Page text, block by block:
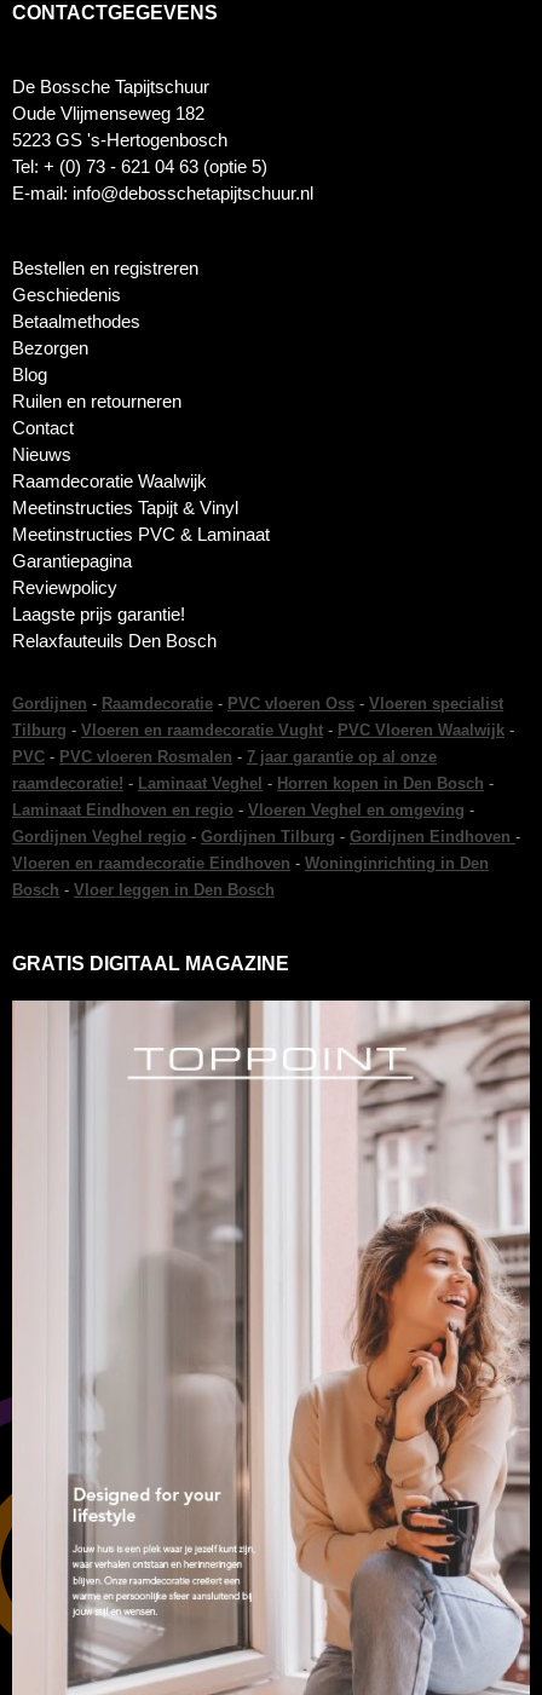
CONTACTGEGEVENS
De Bossche Tapijtschuur
Oude Vlijmenseweg 182
5223 GS 's-Hertogenbosch
Tel: + (0) 73 - 621 04 63 (optie 5)
E-mail: info@debosschetapijtschuur.nl
Bestellen en registreren
Geschiedenis
Betaalmethodes
Bezorgen
Blog
Ruilen en retourneren
Contact
Nieuws
Raamdecoratie Waalwijk
Meetinstructies Tapijt & Vinyl
Meetinstructies PVC & Laminaat
Garantiepagina
Reviewpolicy
Laagste prijs garantie!
Relaxfauteuils Den Bosch
Gordijnen - Raamdecoratie - PVC vloeren Oss - Vloeren specialist
Tilburg - Vloeren en raamdecoratie Vught - PVC Vloeren Waalwijk -
PVC - PVC vloeren Rosmalen - 7 jaar garantie op al onze
raamdecoratie! - Laminaat Veghel - Horren kopen in Den Bosch -
Laminaat Eindhoven en regio - Vloeren Veghel en omgeving -
Gordijnen Veghel regio - Gordijnen Tilburg - Gordijnen Eindhoven -
Vloeren en raamdecoratie Eindhoven - Woninginrichting in Den
Bosch - Vloer leggen in Den Bosch
GRATIS DIGITAAL MAGAZINE